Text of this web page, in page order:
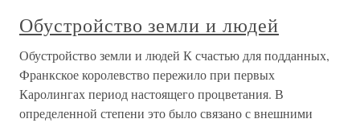
Обустройство земли и людей
Обустройство земли и людей К счастью для подданных,
Франкское королевство пережило при первых
Каролингах период настоящего процветания. В
определенной степени это было связано с внешними